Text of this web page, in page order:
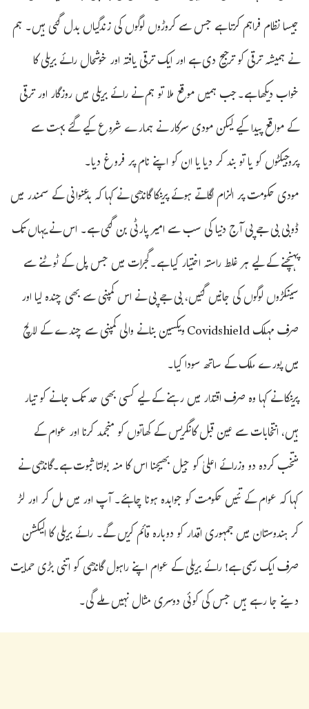
جیسا نظام فراہم کرتا ہے جس سے کروڑوں لوگوں کی زندگیاں بدل گئی ہیں۔ ہم
نے ہمیشہ ترقی کو ترجیح دی ہے اور ایک ترقی یافتہ اور خوشحال رائے بریلی کا
خواب دیکھا ہے۔جب ہمیں موقع ملا تو ہم نے رائے بریلی میں روزگار اور ترقی
کے مواقع پیدا کیے لیکن مودی سرکار نے ہمارے شروع کیے گئے بہت سے
پروجیکٹوں کو یا تو بند کر دیا یا ان کو اپنے نام پر فروغ دیا۔
مودی حکومت پر الزام لگاتے ہوئے پرینکا گاندھی نے کہا کہ بدعنوانی کے سمندر میں
ڈوبی بی جے پی آج دنیا کی سب سے امیر پارٹی بن گئی ہے۔ اس نے یہاں تک
پہنچنے کے لیے ہر غلط راستہ اختیار کیا ہے۔گجرات میں جس پل کے ٹوٹنے سے
سینکڑوں لوگوں کی جانیں گئیں، بی جے پی نے اس کمپنی سے بھی چندہ لیا اور
صرف مہلک Covidshield ویکسین بنانے والی کمپنی سے چندے کے لالچ
میں پورے ملک کے ساتھ سودا کیا۔
پرینکا نے کہا وہ صرف اقتدار میں رہنے کے لیے کسی بھی حد تک جانے کو تیار
ہیں، انتخابات سے عین قبل کانگریس کے کھاتوں کو منجمد کرنا اور عوام کے
منتخب کردہ دو وزرائے اعلیٰ کو جیل بھیجنا اس کا منہ بولتا ثبوت ہے۔گاندھی نے
کہا کہ عوام کے تئیں حکومت کو جوابدہ ہونا چاہئے۔ آپ اور میں مل کر اور لڑ
کر ہندوستان میں جمہوری اقدار کو دوبارہ قائم کریں گے۔ رائے بریلی کا الیکشن
صرف ایک رسمی ہے! رائے بریلی کے عوام اپنے راہول گاندھی کو اتنی بڑی حمایت
دینے جا رہے ہیں جس کی کوئی دوسری مثال نہیں ملے گی۔